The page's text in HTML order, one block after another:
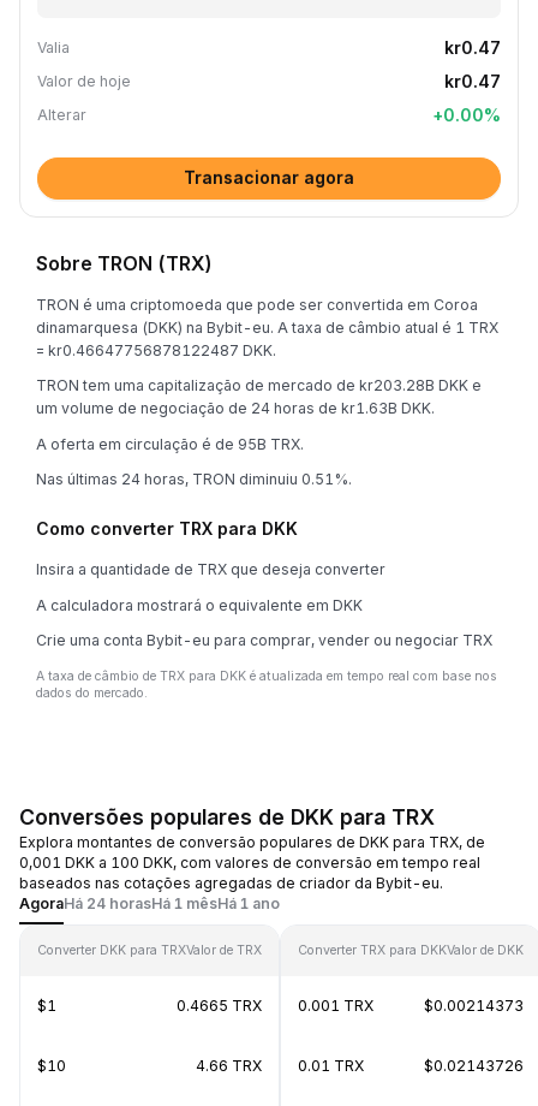
Valia kr0.47
Valor de hoje kr0.47
Alterar +0.00%
Transacionar agora
Sobre TRON (TRX)
TRON é uma criptomoeda que pode ser convertida em Coroa
dinamarquesa (DKK) na Bybit-eu. A taxa de câmbio atual é 1 TRX
= kr0.46647756878122487 DKK.
TRON tem uma capitalização de mercado de kr203.28B DKK e
um volume de negociação de 24 horas de kr1.63B DKK.
A oferta em circulação é de 95B TRX.
Nas últimas 24 horas, TRON diminuiu 0.51%.
Como converter TRX para DKK
Insira a quantidade de TRX que deseja converter
A calculadora mostrará o equivalente em DKK
Crie uma conta Bybit-eu para comprar, vender ou negociar TRX
A taxa de câmbio de TRX para DKK é atualizada em tempo real com base nos
dados do mercado.
Conversões populares de DKK para TRX
Explora montantes de conversão populares de DKK para TRX, de
0,001 DKK a 100 DKK, com valores de conversão em tempo real
baseados nas cotações agregadas de criador da Bybit-eu.
AgoraHá 24 horasHá 1 mêsHá 1 ano
Converter DKK para TRXValor de TRX
$1 0.4665 TRX
$10 4.66 TRX
Converter TRX para DKKValor de DKK
0.001 TRX $0.00214373
0.01 TRX $0.02143726